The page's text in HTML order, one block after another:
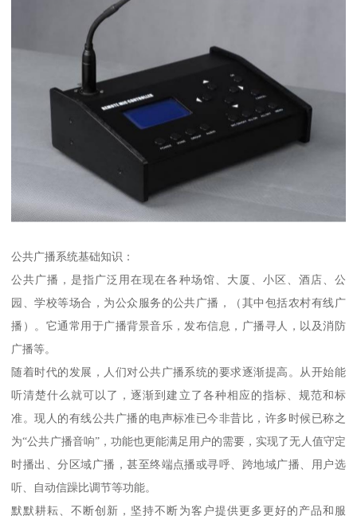
公共广播系统基础知识：
公共广播，是指广泛用在现在各种场馆、大厦、小区、酒店、公
园、学校等场合，为公众服务的公共广播，（其中包括农村有线广
播）。它通常用于广播背景音乐，发布信息，广播寻人，以及消防
广播等。
随着时代的发展，人们对公共广播系统的要求逐渐提高。从开始能
听清楚什么就可以了，逐渐到建立了各种相应的指标、规范和标
准。现人的有线公共广播的电声标准已今非昔比，许多时候已称之
为“公共广播音响”，功能也更能满足用户的需要，实现了无人值守定
时播出、分区域广播，甚至终端点播或寻呼、跨地域广播、用户选
听、自动信躁比调节等功能。
默默耕耘、不断创新，坚持不断为客户提供更多更好的产品和服